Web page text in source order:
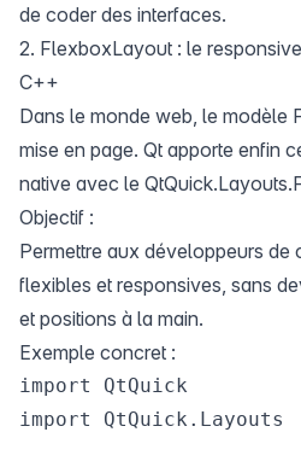
de coder des interfaces.
2. FlexboxLayout : le
C++
Dans le monde web, le modèle
mise en page. Qt apporte enfin
native avec le
Objectif :
Permettre aux développeurs de
flexibles et responsives, sans
et positions à la main.
Exemple concret :
import QtQuick
import QtQuick.Layouts